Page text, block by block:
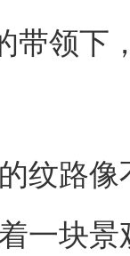
带领下
路像
一块